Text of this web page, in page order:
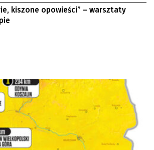
kiszone opowieści” – warsztaty